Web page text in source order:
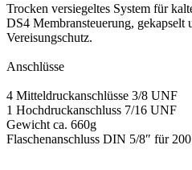
Trocken versiegeltes System für
DS4 Membransteuerung, gekapselt
Vereisungschutz.
Anschlüsse
4 Mitteldruckanschlüsse 3/8 UNF
1 Hochdruckanschluss 7/16 UNF
Gewicht ca. 660g
Flaschenanschluss DIN 5/8″ für